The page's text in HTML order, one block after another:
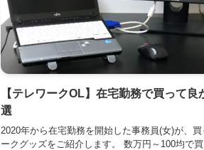
【テレワークOL】在宅勤務で買って良
選
2020年から在宅勤務を開始した事務員(女)が、
ークグッズをご紹介します。 数万円～100均で